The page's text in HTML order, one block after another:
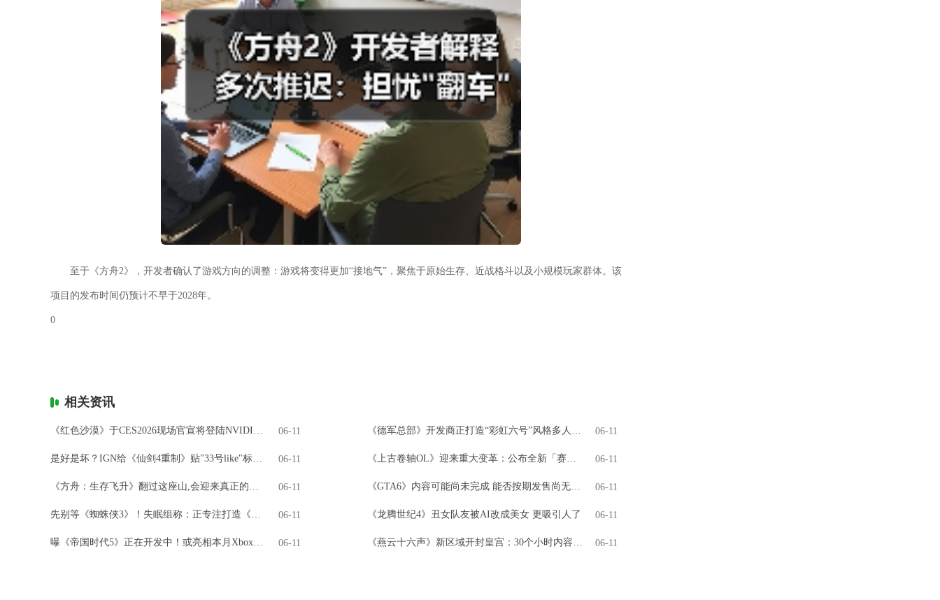
至于《方舟2》，开发者确认了游戏方向的调整：游戏将变得更加“接地气”，聚焦于原始生存、近战格斗以及小规模玩家群体。该
项目的发布时间仍预计不早于2028年。
0
相关资讯
《红色沙漠》于CES2026现场官宣将登陆NVIDIA GeForce NOW 06-11 《德军总部》开发商正打造“彩虹六号”风格多人游戏 06-11
是好是坏？IGN给《仙剑4重制》贴"33号like"标签引热议 06-11 《上古卷轴OL》迎来重大变革：公布全新「赛季」模式，引领全新时代 06-11
《方舟：生存飞升》翻过这座山,会迎来真正的飞升吗? 06-11 《GTA6》内容可能尚未完成 能否按期发售尚无定论 06-11
先别等《蜘蛛侠3》！失眠组称：正专注打造《金刚狼》 06-11 《龙腾世纪4》丑女队友被AI改成美女 更吸引人了 06-11
曝《帝国时代5》正在开发中！或亮相本月Xbox直面会 06-11 《燕云十六声》新区域开封皇宫：30个小时内容 NPC超3000人 06-11